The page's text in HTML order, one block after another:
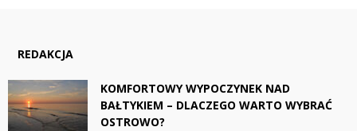
REDAKCJA
KOMFORTOWY WYPOCZYNEK NAD
BAŁTYKIEM – DLACZEGO WARTO WYBRAĆ
OSTROWO?